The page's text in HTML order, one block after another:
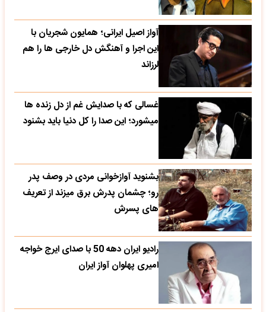
آواز اصیل ایرانی؛ همایون شجریان با
این اجرا و آهنگش دل خارجی ها را هم
لرزاند
غسالی که با صدایش غم از دل زنده ها
میشورد؛ این صدا را کل دنیا باید بشنود
بشنوید آوازخوانی مردی در وصف پدر
رو؛ چشمان پدرش برق میزند از تعریف
های پسرش
رادیو ایران دهه 50 با صدای ایرج خواجه
امیری پهلوان آواز ایران